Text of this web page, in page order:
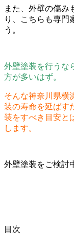
また、外壁の傷み
り、こちらも専門
う。
外壁塗装を行うな
方が多いはず。
そんな神奈川県横
装の寿命を延ばす
装をすべき目安と
します。
外壁塗装をご検討
目次